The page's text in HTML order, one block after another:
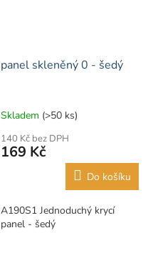
panel skleněný 0 - šedý
Skladem (>50 ks)
140 Kč bez DPH
169 Kč
Do košíku
A190S1 Jednoduchý krycí
panel - šedý